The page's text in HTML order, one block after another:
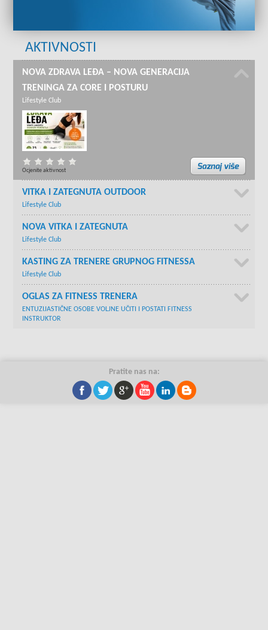
AKTIVNOSTI
NOVA ZDRAVA LEĐA – NOVA GENERACIJA
TRENINGA ZA CORE I POSTURU
Lifestyle Club
Ocjenite aktivnost
VITKA I ZATEGNUTA OUTDOOR
Lifestyle Club
NOVA VITKA I ZATEGNUTA
Lifestyle Club
KASTING ZA TRENERE GRUPNOG FITNESSA
Lifestyle Club
OGLAS ZA FITNESS TRENERA
ENTUZIJASTIČNE OSOBE VOLJNE UČITI I POSTATI FITNESS
INSTRUKTOR
Pratite nas na: